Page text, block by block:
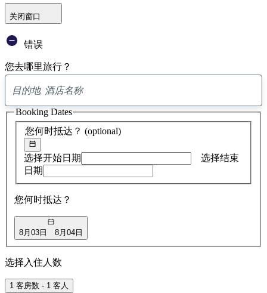
关闭窗口
错误
您去哪里旅行？
找
到
您何时抵达？ (optional)
选择开始日期
选择结束
日期
您何时抵达？
8月03日 8月04日
Booking Dates
选择入住人数
1 客房数 - 1 客人